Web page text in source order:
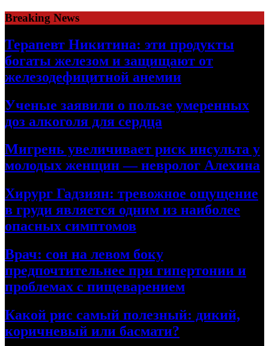
Skip
to
content
Breaking News
Терапевт Никитина: эти продукты
богаты железом и защищают от
железодефицитной анемии
Ученые заявили о пользе умеренных
доз алкоголя для сердца
Мигрень увеличивает риск инсульта у
молодых женщин — невролог Алехина
Хирург Гадзиян: тревожное ощущение
в груди является одним из наиболее
опасных симптомов
Врач: сон на левом боку
предпочтительнее при гипертонии и
проблемах с пищеварением
Какой рис самый полезный: дикий,
коричневый или басмати?